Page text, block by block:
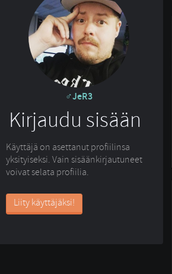
JeR3
Kirjaudu sisään
Käyttäjä on asettanut profiilinsa
yksityiseksi. Vain sisäänkirjautuneet
voivat selata profiilia.
Liity käyttäjäksi!